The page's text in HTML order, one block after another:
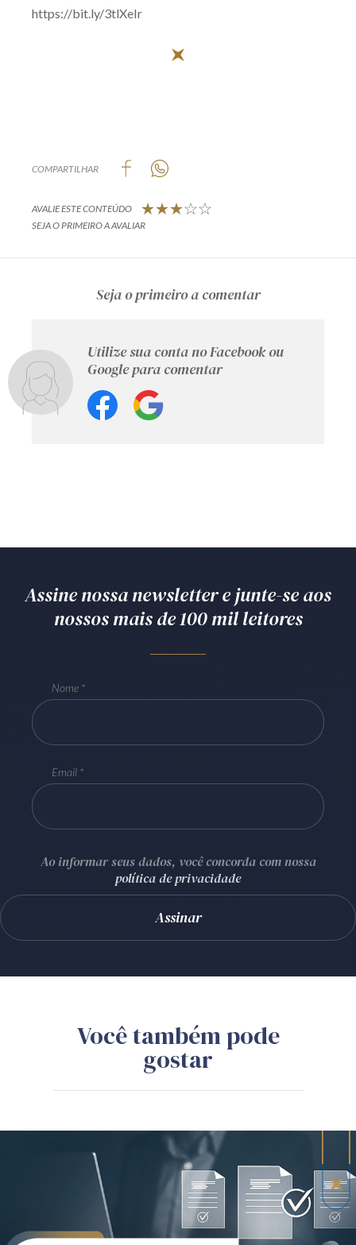
Whatsapp (41) 98881-6616
https://bit.ly/3tlXeIr
COMPARTILHAR
AVALIE ESTE CONTEÚDO
SEJA O PRIMEIRO A AVALIAR
Seja o primeiro a comentar
Utilize sua conta no Facebook ou
Google para comentar
Assine nossa newsletter e junte-se aos
nossos mais de 100 mil leitores
Nome
Email
Ao informar seus dados, você concorda com nossa
política de privacidade
Você também pode
gostar